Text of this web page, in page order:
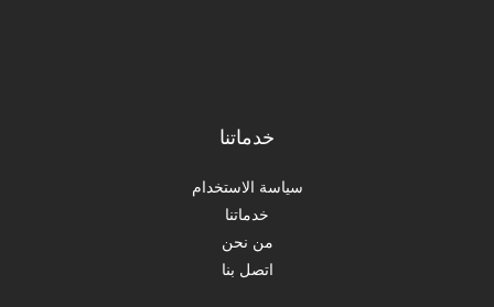
خدماتنا
سياسة الاستخدام
خدماتنا
من نحن
اتصل بنا